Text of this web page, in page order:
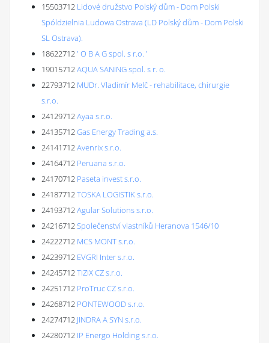
15503712 Lidové družstvo Polský dům - Dom Polski
Spóldzielnia Ludowa Ostrava (LD Polský dům - Dom Polski
SL Ostrava).
18622712' O B A G spol. s r.o. '
19015712AQUA SANING spol. s r. o.
22793712 MUDr. Vladimír Melč - rehabilitace, chirurgie
s.r.o.
24129712Ayaa s.r.o.
24135712Gas Energy Trading a.s.
24141712Avenrix s.r.o.
24164712 Peruana s.r.o.
24170712 Paseta invest s.r.o.
24187712TOSKA LOGISTIK s.r.o.
24193712Agular Solutions s.r.o.
24216712Společenství vlastníků Heranova 1546/10
24222712 MCS MONT s.r.o.
24239712 EVGRI Inter s.r.o.
24245712TIZIX CZ s.r.o.
24251712 ProTruc CZ s.r.o.
24268712 PONTEWOOD s.r.o.
24274712 JINDRA A SYN s.r.o.
24280712 IP Energo Holding s.r.o.